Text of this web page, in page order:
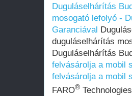
Duguláselhárítás
mosogató lefolyó -
Garanciával
duguláselhárítás
Duguláselhárítás
felvásárolja a mobil
felvásárolja a mobil
FARO®